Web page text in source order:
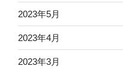
2023年5月
2023年4月
2023年3月